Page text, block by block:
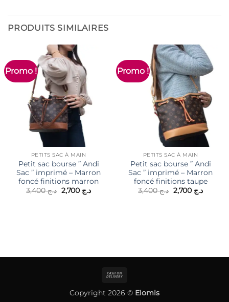
PRODUITS SIMILAIRES
Promo !
PETITS SAC À MAIN
Petit sac bourse ” Andi
Sac ” imprimé – Marron
foncé finitions marron
د.ج3,400
Le
prix
د.ج 2,700
Le
Promo !
PETITS SAC À MAIN
Petit sac bourse ” Andi
Sac ” imprimé – Marron
foncé finitions taupe
د.ج3,400
Le
prix
د.ج 2,700
Le
Delivery
Copyright 2026 © Elomis